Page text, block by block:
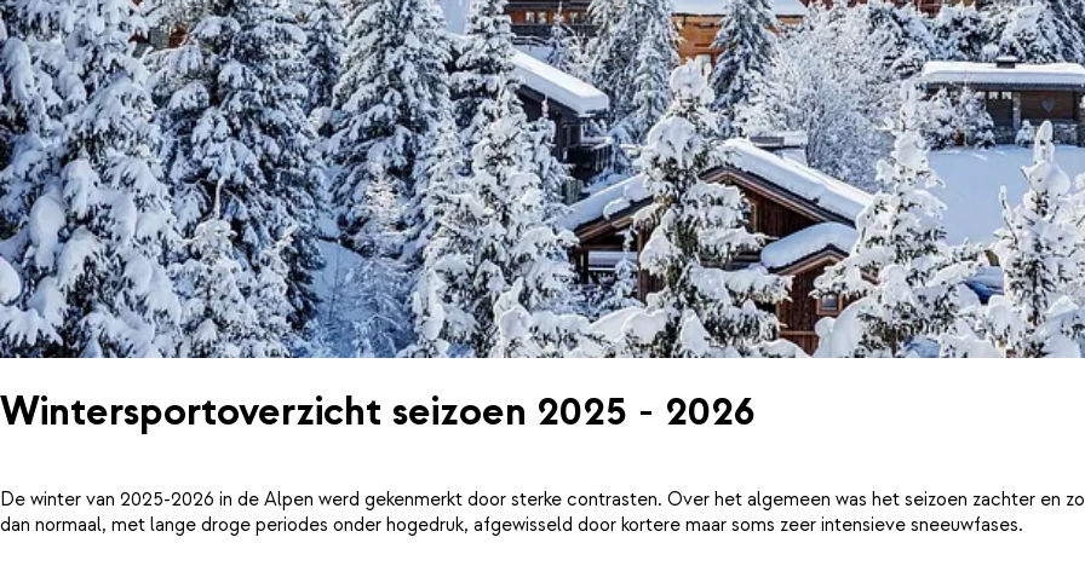
Wintersportoverzicht seizoen 2025 - 2026
De winter van 2025-2026 in de Alpen werd gekenmerkt door sterke contrasten. Over het algemeen was het seizoen zachter en
dan normaal, met lange droge periodes onder hogedruk, afgewisseld door kortere maar soms zeer intensieve sneeuwfases.